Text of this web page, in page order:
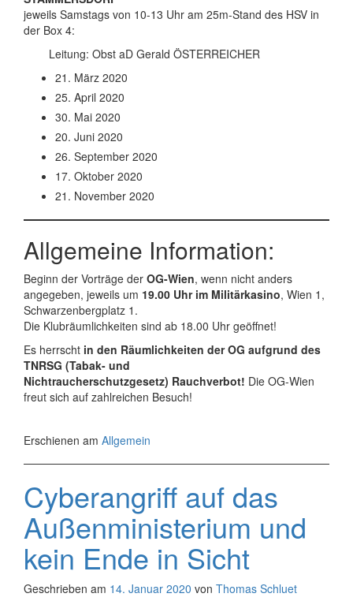
jeweils Samstags von 10-13 Uhr am 25m-Stand des HSV in
der Box 4:
Leitung: Obst aD Gerald ÖSTERREICHER
21. März 2020
25. April 2020
30. Mai 2020
20. Juni 2020
26. September 2020
17. Oktober 2020
21. November 2020
Allgemeine Information:
Beginn der Vorträge der OG-Wien, wenn nicht anders
angegeben, jeweils um 19.00 Uhr im Militärkasino, Wien 1,
Schwarzenbergplatz 1.
Die Klubräumlichkeiten sind ab 18.00 Uhr geöffnet!
Es herrscht in den Räumlichkeiten der OG aufgrund des
TNRSG (Tabak- und
Nichtraucherschutzgesetz) Rauchverbot! Die OG-Wien
freut sich auf zahlreichen Besuch!
Erschienen am Allgemein
Cyberangriff auf das
Außenministerium und
kein Ende in Sicht
Geschrieben am 14. Januar 2020 von Thomas Schluet